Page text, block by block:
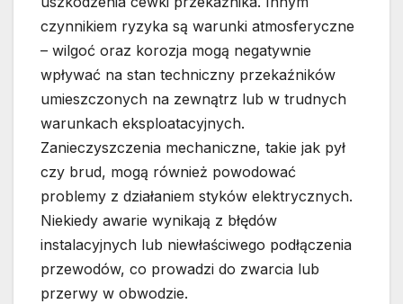
czynnikiem ryzyka są warunki atmosferyczne
– wilgoć oraz korozja mogą negatywnie
wpływać na stan techniczny przekaźników
umieszczonych na zewnątrz lub w trudnych
warunkach eksploatacyjnych.
Zanieczyszczenia mechaniczne, takie jak pył
czy brud, mogą również powodować
problemy z działaniem styków elektrycznych.
Niekiedy awarie wynikają z błędów
instalacyjnych lub niewłaściwego podłączenia
przewodów, co prowadzi do zwarcia lub
przerwy w obwodzie.